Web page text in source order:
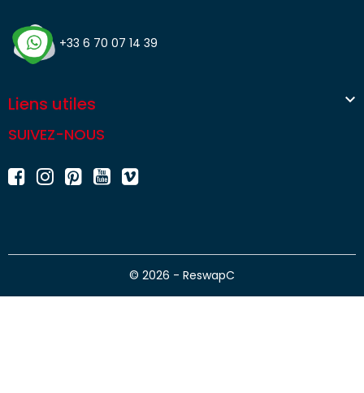
+33 6 70 07 14 39
Liens utiles 
SUIVEZ-NOUS
© 2026 - ReswapC